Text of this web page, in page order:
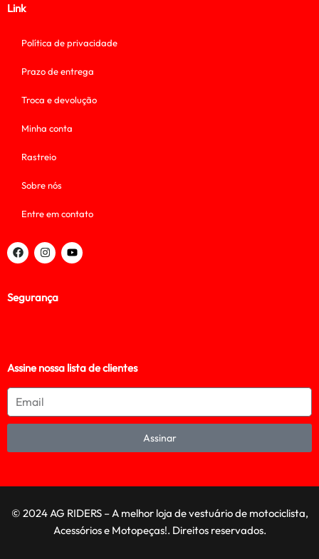
Link
Política de privacidade
Prazo de entrega
Troca e devolução
Minha conta
Rastreio
Sobre nós
Entre em contato
Segurança
Assine nossa lista de clientes
Assinar
© 2024 AG RIDERS – A melhor loja de vestuário de motociclista,
Acessórios e Motopeças!. Direitos reservados.